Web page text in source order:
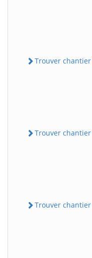
Trouver chantier
Trouver chantier
Trouver chantier